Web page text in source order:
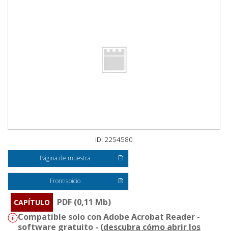
ID: 2254580
Página de muestra
Frontispicio
CAPÍTULO
PDF (0,11 Mb)
Compatible solo con Adobe Acrobat Reader -
software gratuito - (descubra cómo abrir los